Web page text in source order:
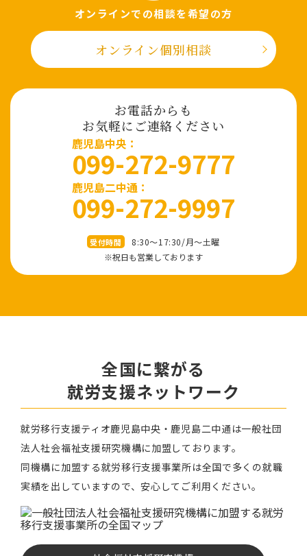
オンラインでの相談を希望の⽅
オンライン個別相談
お電話からも
お気軽にご連絡ください
⿅児島中央：
099-272-9777
鹿児島二中通：
099-272-9997
受付時間
8:30～17:30/⽉〜⼟曜
※祝⽇も営業しております
全国に繋がる
就労⽀援ネットワーク
就労移⾏⽀援ティオ⿅児島中央・鹿児島二中通は⼀般社団
法⼈社会福祉⽀援研究機構に加盟しております。
同機構に加盟する就労移⾏⽀援事業所は全国で多くの就職
実績を出していますので、安⼼してご利⽤ください。